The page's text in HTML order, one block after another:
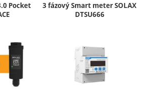
Pocket
3 fázový Smart meter SOLAX
DTSU666